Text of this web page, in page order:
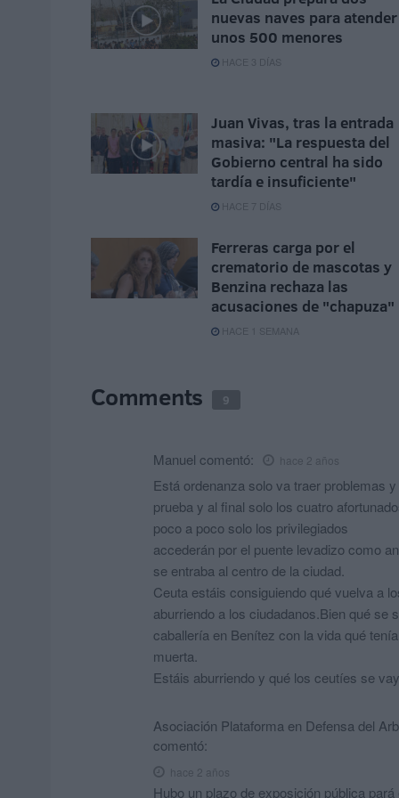
nuevas naves para atender
unos 500 menores
HACE 3 DÍAS
Juan Vivas, tras la entrada
masiva: "La respuesta del
Gobierno central ha sido
tardía e insuficiente"
HACE 7 DÍAS
Ferreras carga por el
crematorio de mascotas y
Benzina rechaza las
acusaciones de "chapuza"
HACE 1 SEMANA
Comments 9
Manuel comentó: hace 2 años
Está ordenanza solo va traer problemas
prueba y al final solo los cuatro
poco a poco solo los privilegiados
accederán por el puente levadizo como
se entraba al centro de la ciudad.
Ceuta estáis consiguiendo qué vuelva a
aburriendo a los ciudadanos.Bien qué se
caballería en Benítez con la vida qué
muerta.
Estáis aburriendo y qué los ceutíes se
Asociación Plataforma en Defensa del
comentó:
hace 2 años
Hubo un plazo de exposición pública